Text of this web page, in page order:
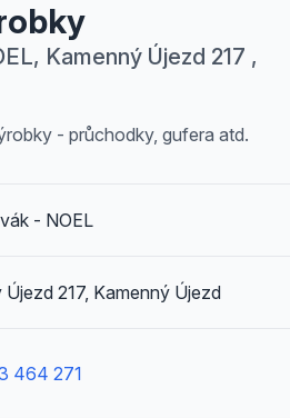
Kamenný Újezd 217 ,
- průchodky, gufera atd.
- NOEL
Újezd 217, Kamenný Újezd
464 271